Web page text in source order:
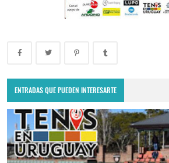
ENTRADAS QUE PUEDEN INTERESARTE